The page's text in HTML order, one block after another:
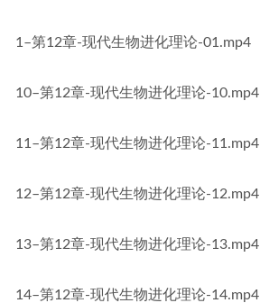
1–第12章-现代生物进化理论-01.mp4
10–第12章-现代生物进化理论-10.mp4
11–第12章-现代生物进化理论-11.mp4
12–第12章-现代生物进化理论-12.mp4
13–第12章-现代生物进化理论-13.mp4
14–第12章-现代生物进化理论-14.mp4